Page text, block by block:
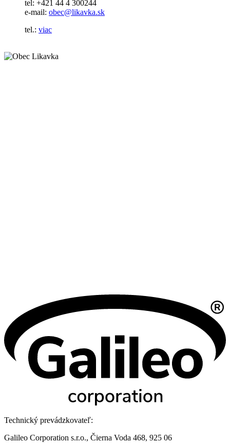
tel: +421 44 4 300244
e-mail: obec@likavka.sk
tel.: viac
Technický prevádzkovateľ:
Galileo Corporation s.r.o., Čierna Voda 468, 925 06